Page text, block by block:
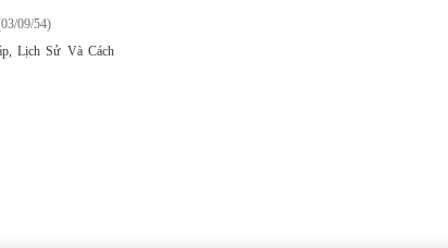
09/54)
Lịch Sử Và Cách